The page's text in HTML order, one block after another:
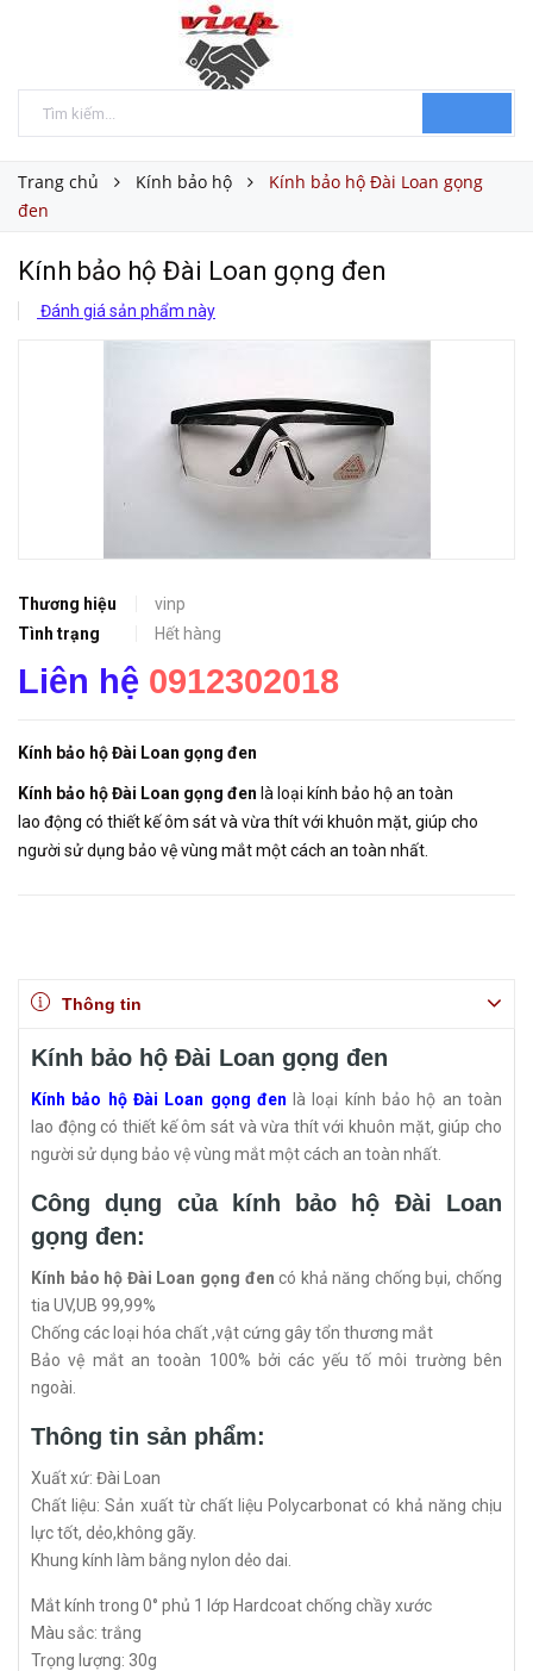
Trang chủ Kính bảo hộ
Kính bảo hộ Đài Loan gọng
đen
Kính bảo hộ Đài Loan gọng đen
Đánh giá sản phẩm này
Thương hiệu
vinp
Tình trạng
Hết hàng
Liên hệ 0912302018
Kính bảo hộ Đài Loan gọng đen
Kính bảo hộ Đài Loan gọng đen là loại kính bảo hộ an toàn
lao động có thiết kế ôm sát và vừa thít với khuôn mặt, giúp cho
người sử dụng bảo vệ vùng mắt một cách an toàn nhất.
Thông tin
Kính bảo hộ Đài Loan gọng đen
Kính bảo hộ Đài Loan gọng đen là loại kính bảo hộ an toàn
lao động có thiết kế ôm sát và vừa thít với khuôn mặt, giúp cho
người sử dụng bảo vệ vùng mắt một cách an toàn nhất.
Công dụng của kính bảo hộ Đài Loan
gọng đen:
Kính bảo hộ Đài Loan gọng đencó khả năng chống bụi, chống
tia UV,UB 99,99%
Chống các loại hóa chất ,vật cứng gây tổn thương mắt
Bảo vệ mắt an tooàn 100% bởi các yếu tố môi trường bên
ngoài.
Thông tin sản phẩm:
Xuất xứ: Đài Loan
Chất liệu: Sản xuất từ chất liệu Polycarbonat có khả năng chịu
lực tốt, dẻo,không gãy.
Khung kính làm bằng nylon dẻo dai.
Mắt kính trong 0° phủ 1 lớp Hardcoat chống chầy xước
Màu sắc: trắng
Trọng lượng: 30g